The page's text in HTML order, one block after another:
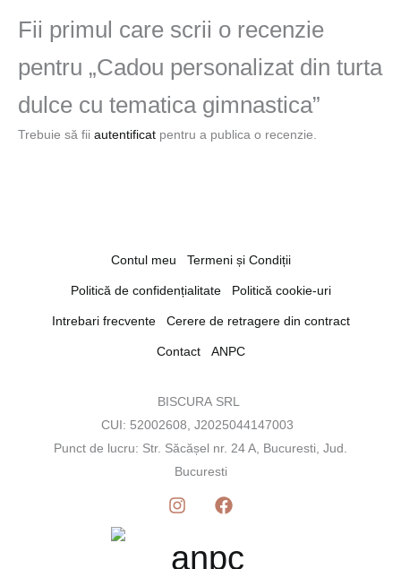
Fii primul care scrii o recenzie
pentru „Cadou personalizat din turta
dulce cu tematica gimnastica”
Trebuie să fii autentificat pentru a publica o recenzie.
Contul meu Termeni și Condiții
Politică de confidențialitate Politică cookie-uri
Intrebari frecvente Cerere de retragere din contract
Contact ANPC
BISCURA SRL
CUI: 52002608, J2025044147003
Punct de lucru: Str. Săcășel nr. 24 A, Bucuresti, Jud.
Bucuresti